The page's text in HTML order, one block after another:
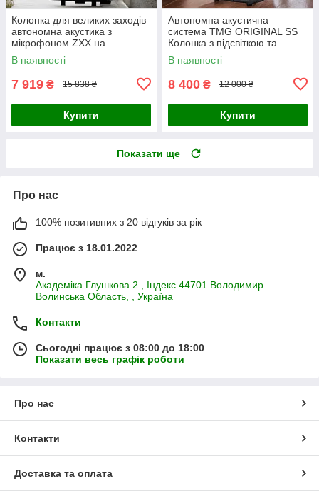
Колонка для великих заходів
автономна акустика з
мікрофоном ZXX на
колесиках Акустична система
з ручкою для перевезення
В наявності
7 919 ₴ 15 838 ₴
Купити
Автономна акустична
система TMG ORIGINAL SS
Колонка з підсвіткою та
мікрофоном SkySound
В наявності
8 400 ₴ 12 000 ₴
Купити
Показати ще
Про нас
100% позитивних з 20 відгуків за рік
Працює з 18.01.2022
м.
Академiка Глушкова 2 , Iндекс 44701 Володимир
Волинська Область, , Україна
Контакти
Сьогодні працює з 08:00 до 18:00
Показати весь графік роботи
Про нас
Контакти
Доставка та оплата